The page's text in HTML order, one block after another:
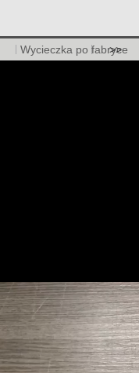
Wycieczka po fabryce
>>